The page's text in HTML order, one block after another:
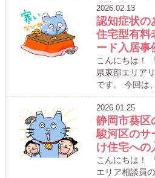
2026.02.13
認知症状の
住宅型有料
ード入居事
こんにちは！
県東部エリア
です。 今回は
2026.01.25
静岡市葵区
駿河区のサ
け住宅への
こんにちは！
エリア相談員